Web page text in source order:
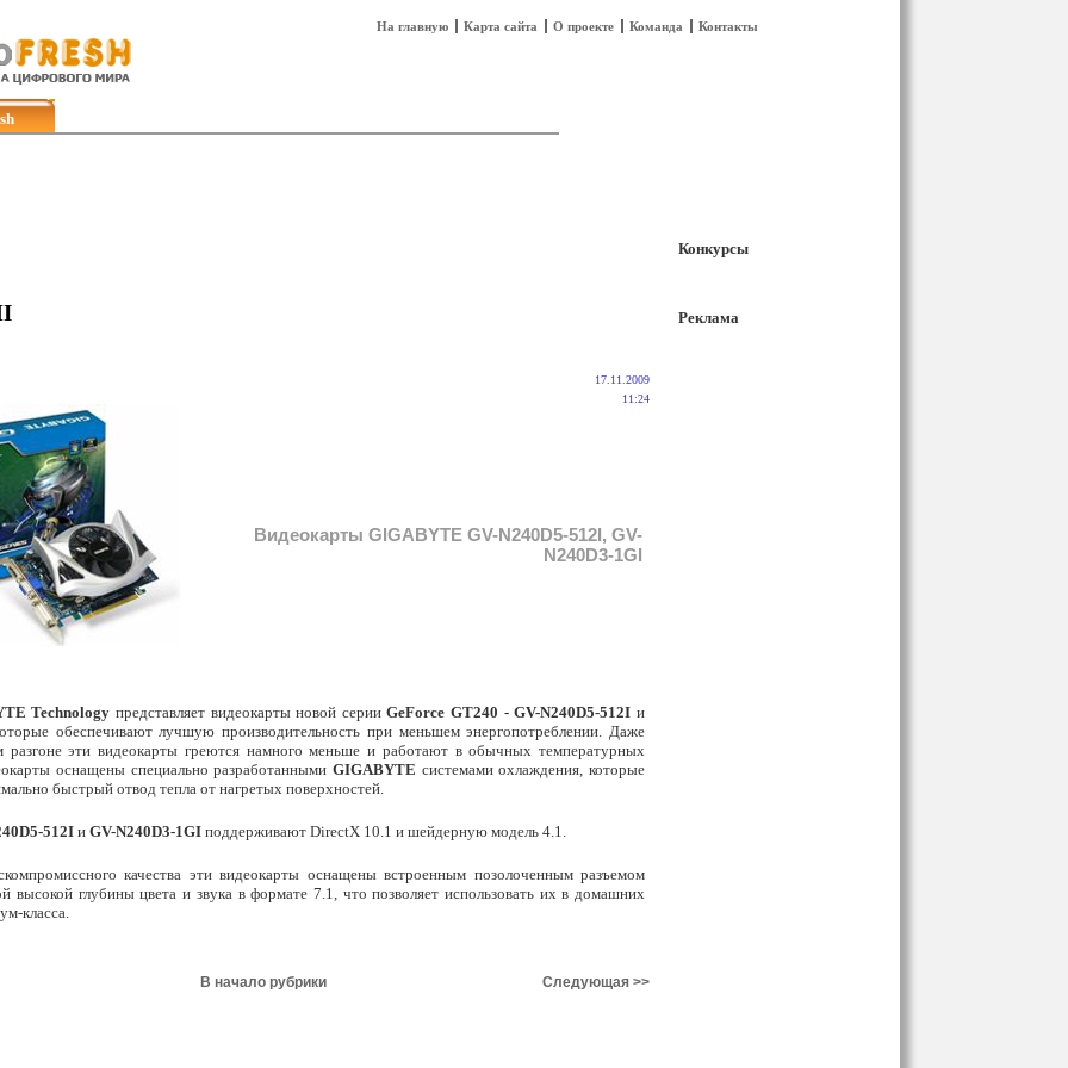
На главную Карта сайта О проекте Команда Контакты
Видеокарты GIGABYTE GV-N240D5-512I, GV-
N240D3-1GI
17.11.2009
11:24
Technology представляет видеокарты новой серииGeForce GT240 - GV-N240D5-512I и
обеспечивают лучшую производительность при меньшем энергопотреблении. Даже
разгоне эти видеокарты греются намного меньше и работают в обычных температурных
оснащены специально разработанными GIGABYTE системами охлаждения, которые
быстрый отвод тепла от нагретых поверхностей.
512I и GV-N240D3-1GI поддерживают DirectX 10.1 и шейдерную модель 4.1.
качества эти видеокарты оснащены встроенным позолоченным разъемом
высокой глубины цвета и звука в формате 7.1, что позволяет использовать их в домашних
класса.
В начало рубрики Следующая >>
Конкурсы
Реклама